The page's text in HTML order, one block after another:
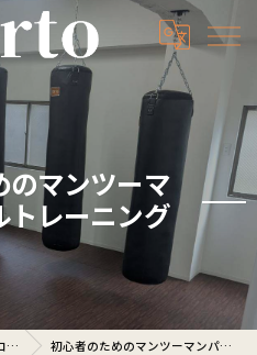
のマンツーマ
トレーニング
初心者のためのマンツーマンパーソナルトレーニング